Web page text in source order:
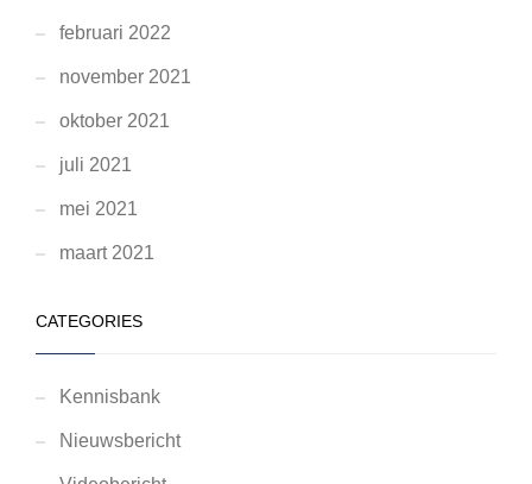
februari 2022
november 2021
oktober 2021
juli 2021
mei 2021
maart 2021
CATEGORIES
Kennisbank
Nieuwsbericht